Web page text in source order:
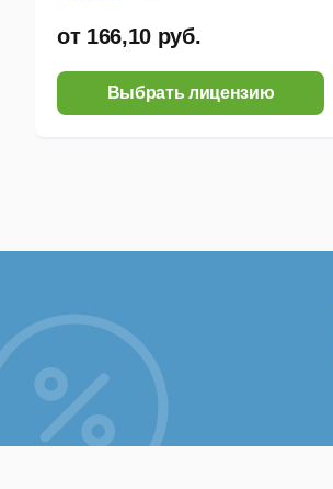
от 166,10 руб.
Выбрать лицензию